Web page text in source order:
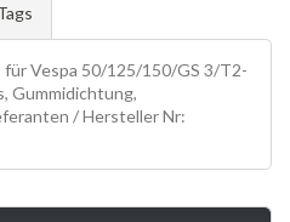
für Vespa 50/125/150/GS 3/T2-
Gummidichtung,
/ Hersteller Nr: